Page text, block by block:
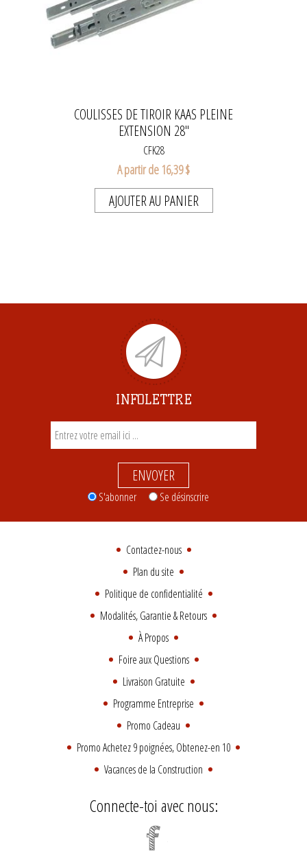
COULISSES DE TIROIR KAAS PLEINE
EXTENSION 28"
CFK28
A partir de 16,39 $
AJOUTER AU PANIER
INFOLETTRE
ENVOYER
S'abonner Se désinscrire
Contactez-nous
Plan du site
Politique de confidentialité
Modalités, Garantie & Retours
À Propos
Foire aux Questions
Livraison Gratuite
Programme Entreprise
Promo Cadeau
Promo Achetez 9 poignées, Obtenez-en 10
Vacances de la Construction
Connecte-toi avec nous: